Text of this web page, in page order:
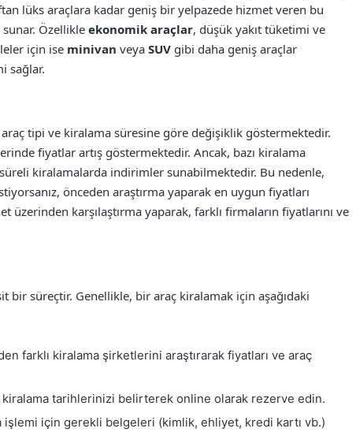
lüks araçlara kadar geniş bir yelpazede hizmet veren bu
Özellikle ekonomik araçlar, düşük yakıt tüketimi ve
için ise minivan veya SUV gibi daha geniş araçlar
sağlar.
araç tipi ve kiralama süresine göre değişiklik göstermektedir.
fiyatlar artış göstermektedir. Ancak, bazı kiralama
kiralamalarda indirimler sunabilmektedir. Bu nedenle,
önceden araştırma yaparak en uygun fiyatları
üzerinden karşılaştırma yaparak, farklı firmaların fiyatlarını ve
bir süreçtir. Genellikle, bir araç kiralamak için aşağıdaki
farklı kiralama şirketlerini araştırarak fiyatları ve araç
kiralama tarihlerinizi belirterek online olarak rezerve edin.
işlemi için gerekli belgeleri (kimlik, ehliyet, kredi kartı vb.)